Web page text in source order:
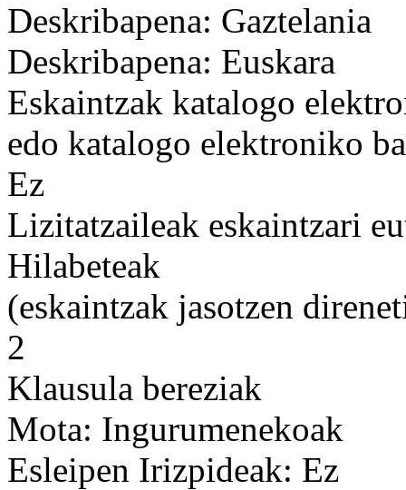
Deskribapena: Gaztelania
Deskribapena: Euskara
Eskaintzak katalogo
edo katalogo elektroniko
Ez
Lizitatzaileak eskaintzari
Hilabeteak
(eskaintzak jasotzen
2
Klausula bereziak
Mota: Ingurumenekoak
Esleipen Irizpideak: Ez